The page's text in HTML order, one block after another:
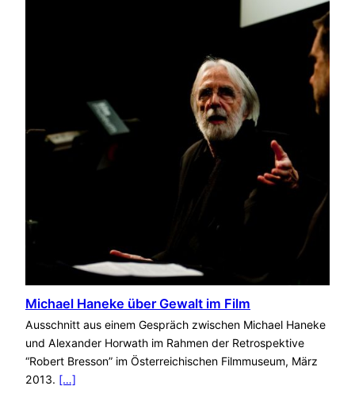
Michael Haneke über Gewalt im Film
Ausschnitt aus einem Gespräch zwischen Michael Haneke
und Alexander Horwath im Rahmen der Retrospektive
“Robert Bresson” im Österreichischen Filmmuseum, März
2013. […]